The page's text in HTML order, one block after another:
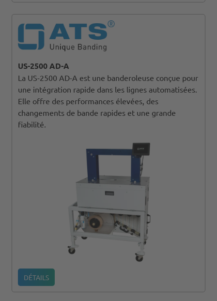
US-2500 AD-A
La US-2500 AD-A est une banderoleuse conçue pour
une intégration rapide dans les lignes automatisées.
Elle offre des performances élevées, des
changements de bande rapides et une grande
fiabilité.
DÉTAILS